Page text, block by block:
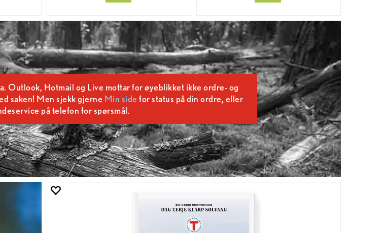
Outlook, Hotmail og Live mottar for øyeblikket ikke ordre- og
saken! Men sjekk gjerne Min sidefor status på din ordre, eller
på telefon for spørsmål.